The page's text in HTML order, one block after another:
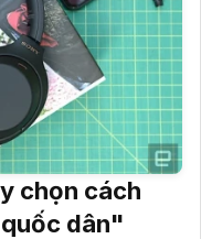
chọn cách
dân"